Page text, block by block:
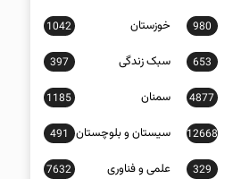
980 خوزستان 1042
653 سبک زندگی 397
4877 سمنان 1185
12668 سیستان و بلوچستان 491
329 علمی و فناوری 7632